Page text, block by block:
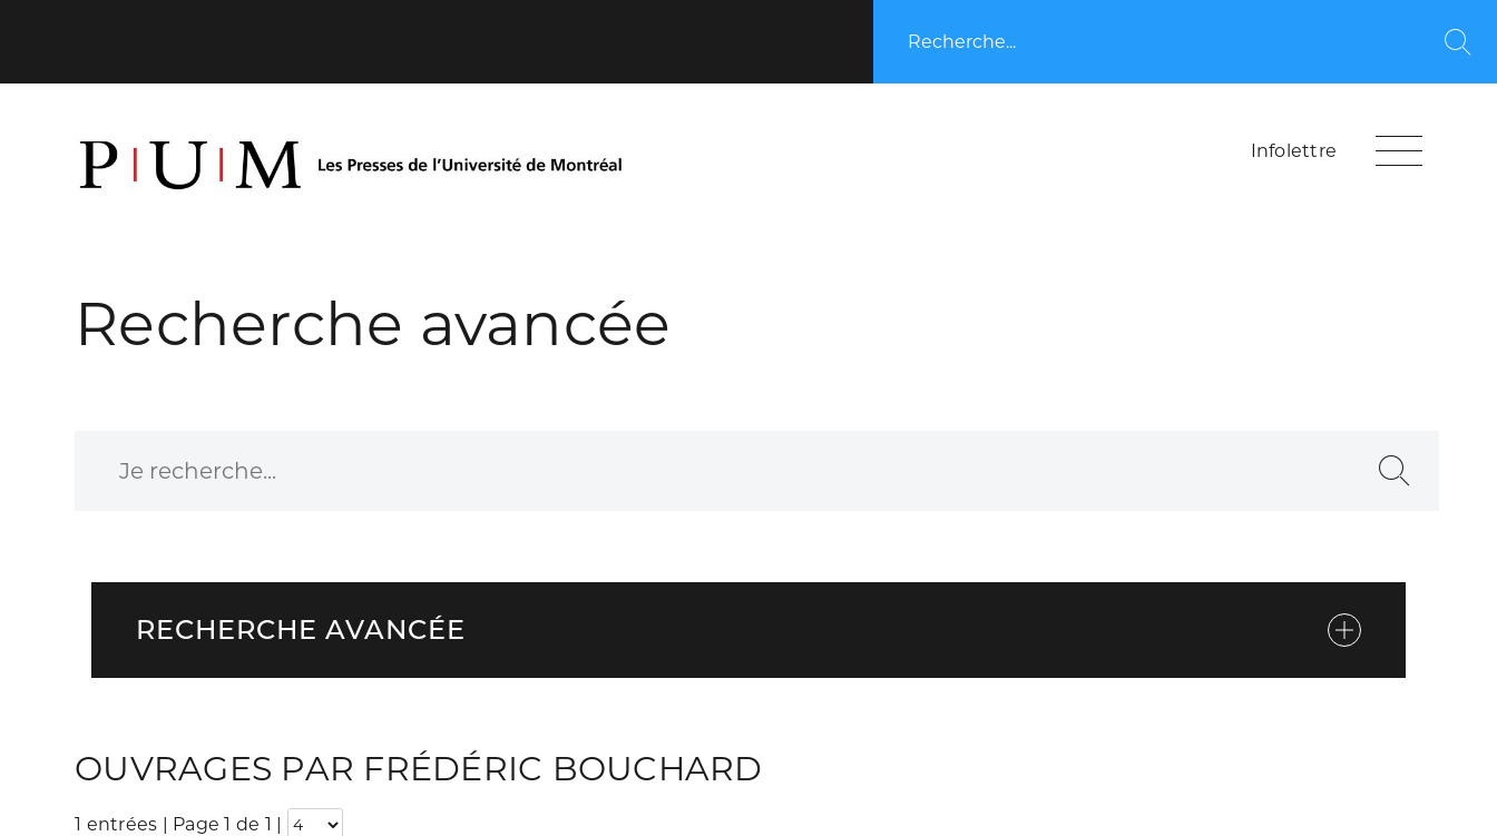
Recherche...
Infolettre
Recherche avancée
Recherche
RECHERCHE AVANCÉE
OUVRAGES PAR FRÉDÉRIC BOUCHARD
1 entrées | Page 1 de 1 |